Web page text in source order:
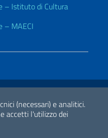
(necessari) e analitici.
accetti l'utilizzo dei
– Istituto di Cultura
– MAECI